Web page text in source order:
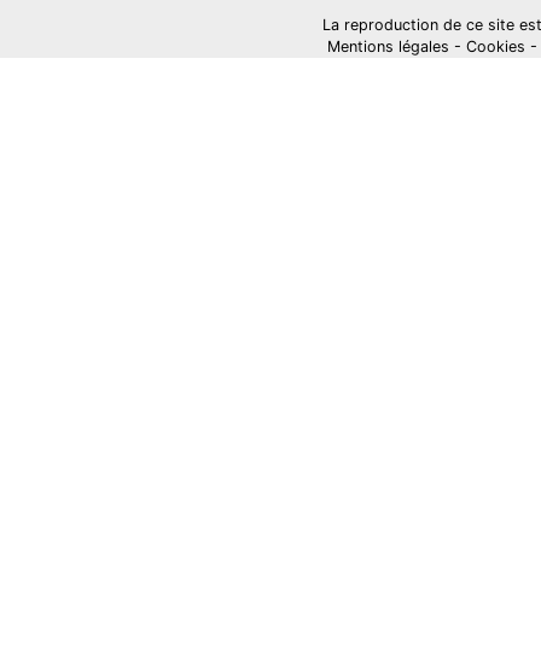
La reproduction de ce site
Mentions légales - Cookies -